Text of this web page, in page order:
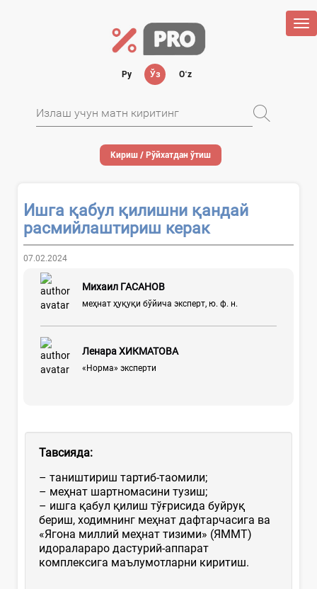
Ру Ўз Oʻz
Кириш / Рўйхатдан ўтиш
Ишга қабул қилишни қандай
расмийлаштириш керак
07.02.2024
Михаил ГАСАНОВ
меҳнат ҳуқуқи бўйича эксперт, ю. ф. н.
Ленара ХИКМАТОВА
«Норма» эксперти
Тавсияда:
– таништириш тартиб-таомили;
– меҳнат шартномасини тузиш;
– ишга қабул қилиш тўғрисида буйруқ
бериш, ходимнинг меҳнат дафтарчасига ва
«Ягона миллий меҳнат тизими» (ЯММТ)
идоралараро дастурий-аппарат
комплексига маълумотларни киритиш.